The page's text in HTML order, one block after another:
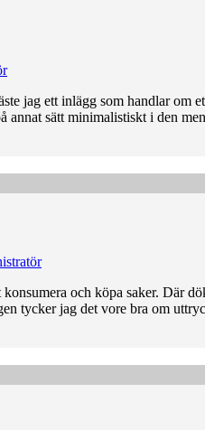
jag ett inlägg som handlar
annat sätt minimalistiskt i den
och köpa saker. Där
tycker jag det vore bra om